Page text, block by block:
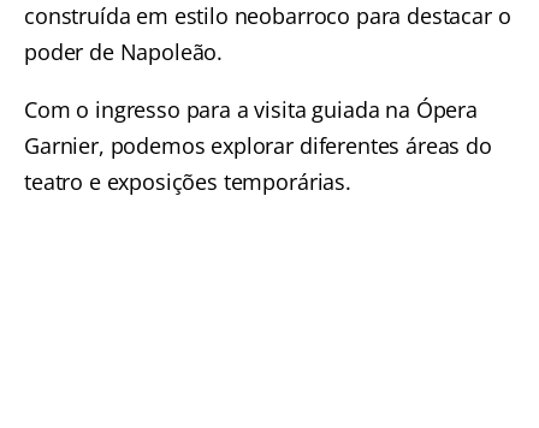
construída em estilo neobarroco para destacar o
poder de Napoleão.
Com o ingresso para a visita guiada na Ópera
Garnier, podemos explorar diferentes áreas do
teatro e exposições temporárias.